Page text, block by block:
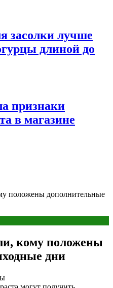
засолки лучше
длиной до
признаки
в магазине
положены дополнительные
кому положены
дни